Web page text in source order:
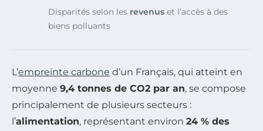
Disparités selon les revenus et l’accès à des
biens polluants
L’empreinte carbone d’un Français, qui atteint en
moyenne 9,4 tonnes de CO2 par an, se compose
principalement de plusieurs secteurs :
l’alimentation, représentant environ 24 % des